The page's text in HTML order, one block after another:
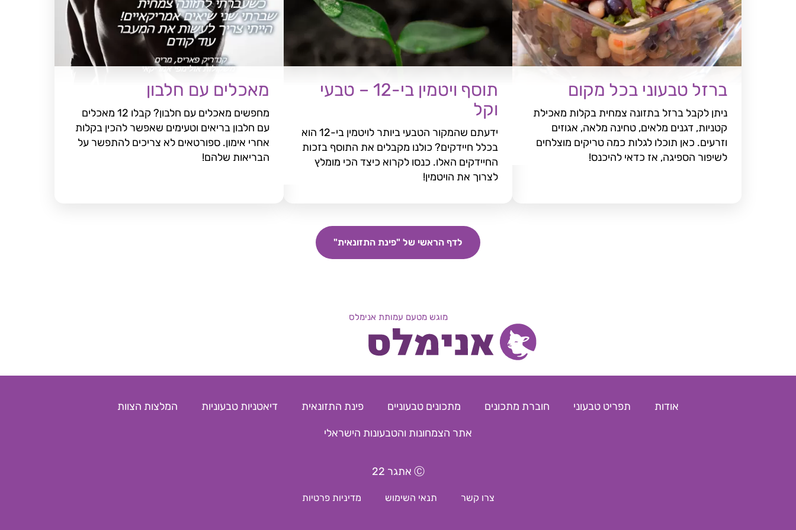
ברזל טבעוני בכל מקום
ניתן לקבל ברזל בתזונה צמחית בקלות מאכילת
קטניות, דגנים מלאים, טחינה מלאה, אגוזים
וזרעים. כאן תוכלו לגלות כמה טריקים מוצלחים
לשיפור הספיגה, אז כדאי להיכנס!
תוסף ויטמין בי-12 – טבעי
וקל
ידעתם שהמקור הטבעי ביותר לויטמין בי-12 הוא
בכלל חיידקים? כולנו מקבלים את התוסף בזכות
החיידקים האלו. כנסו לקרוא כיצד הכי מומלץ
לצרוך את הויטמין!
מאכלים עם חלבון
מחפשים מאכלים עם חלבון? קבלו 12 מאכלים
עם חלבון בריאים וטעימים שאפשר להכין בקלות
אחרי אימון. ספורטאים לא צריכים להתפשר על
הבריאות שלהם!
לדף הראשי של "פינת התזונאית"
מוגש מטעם עמותת אנימלס
אודות תפריט טבעוני חוברת מתכונים מתכונים טבעוניים פינת התזונאית דיאטניות טבעוניות המלצות הצוות
אתר הצמחונות והטבעונות הישראלי
Ⓒ אתגר 22
צרו קשר תנאי השימוש מדיניות פרטיות